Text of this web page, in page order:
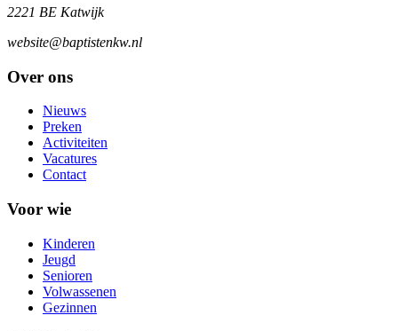
2221 BE Katwijk
website@baptistenkw.nl
Over ons
Nieuws
Preken
Activiteiten
Vacatures
Contact
Voor wie
Kinderen
Jeugd
Senioren
Volwassenen
Gezinnen